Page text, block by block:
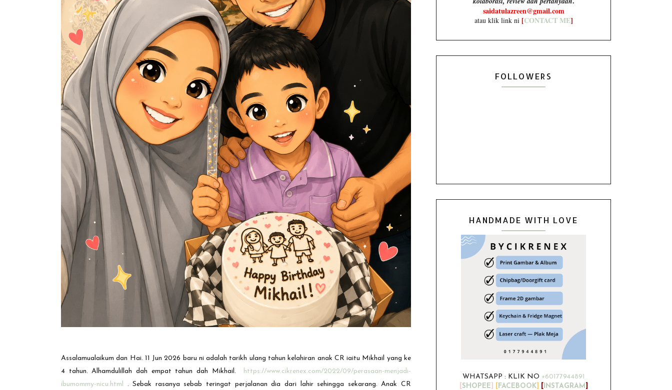
Assalamualaikum dan Hai. 11 Jun 2026 baru ni adalah tarikh ulang tahun kelahiran anak CR iaitu Mikhail yang ke
4 tahun. Alhamdulillah dah empat tahun dah Mikhail. https://www.cikrenex.com/2022/09/perasaan-menjadi-
ibumommy-nicu.html . Sebak rasanya sebab teringat perjalanan dia dari lahir sehingga sekarang.Anak CR
saidatulazreen@gmail.com
atau klik link ni [CONTACT ME]
FOLLOWERS
HANDMADE WITH LOVE
WHATSAPP : KLIK NO +60177944891
[SHOPEE] [FACEBOOK] [INSTAGRAM]